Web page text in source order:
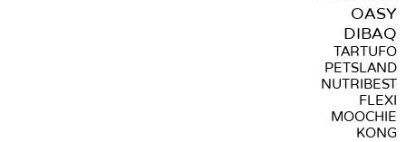
OASY
DIBAQ
TARTUFO
PETSLAND
NUTRIBEST
FLEXI
MOOCHIE
KONG